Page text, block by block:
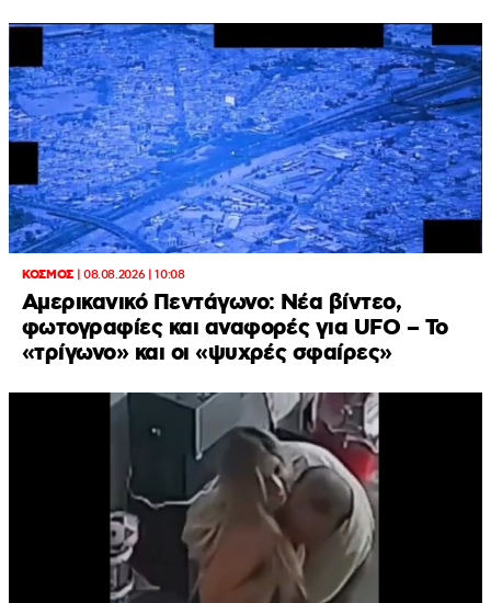
ΚΟΣΜΟΣ| 08.08.2026 | 10:08
Αμερικανικό Πεντάγωνο: Νέα βίντεο,
φωτογραφίες και αναφορές για UFO – Το
«τρίγωνο» και οι «ψυχρές σφαίρες»